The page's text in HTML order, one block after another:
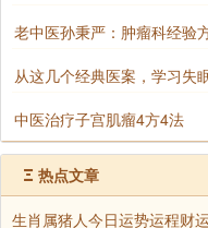
甚至聪明智慧、菩
凡有所求，
老中医孙秉严：肿瘤科经验
从这几个经典医案，学习失
中医治疗子宫肌瘤4方4法
Ξ 热点文章
生肖属猪人今日运势运程财